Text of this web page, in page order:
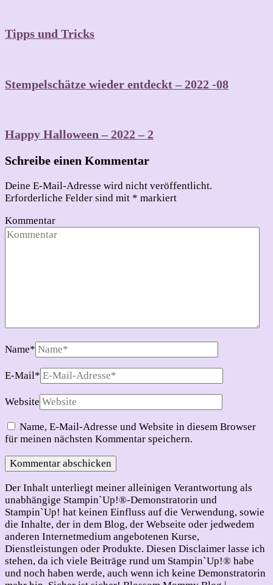
Tipps und Tricks
Stempelschätze wieder entdeckt – 2022 -08
Happy Halloween – 2022 – 2
Schreibe einen Kommentar
Deine E-Mail-Adresse wird nicht veröffentlicht.
Erforderliche Felder sind mit * markiert
Kommentar
Name*
E-Mail*
Website
Name, E-Mail-Adresse und Website in diesem Browser
für meinen nächsten Kommentar speichern.
Der Inhalt unterliegt meiner alleinigen Verantwortung als
unabhängige Stampin`Up!®-Demonstratorin und
Stampin`Up! hat keinen Einfluss auf die Verwendung, sowie
die Inhalte, der in dem Blog, der Webseite oder jedwedem
anderen Internetmedium angebotenen Kurse,
Dienstleistungen oder Produkte. Diesen Disclaimer lasse ich
stehen, da ich viele Beiträge rund um Stampin`Up!® habe
und noch haben werde, auch wenn ich keine Demonstratorin